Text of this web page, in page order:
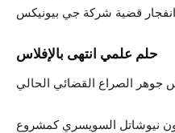
حلم علمي انتهى بالإفلاس
نيوشاتل السويسري كمشروع